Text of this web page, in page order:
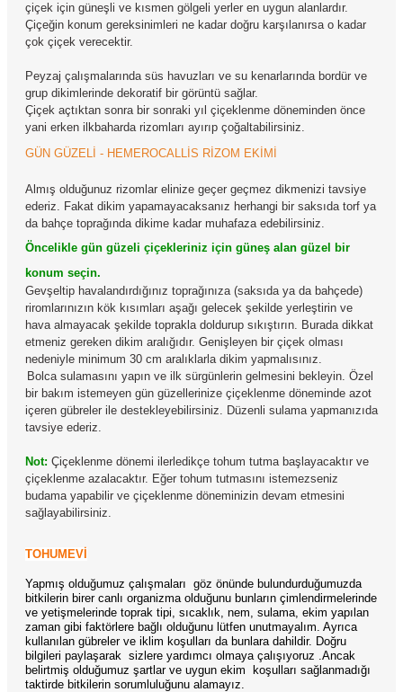
çiçek için güneşli ve kısmen gölgeli yerler en uygun alanlardır.
Çiçeğin konum gereksinimleri ne kadar doğru karşılanırsa o kadar
çok çiçek verecektir.
Peyzaj çalışmalarında süs havuzları ve su kenarlarında bordür ve
grup dikimlerinde dekoratif bir görüntü sağlar.
Çiçek açtıktan sonra bir sonraki yıl çiçeklenme döneminden önce
yani erken ilkbaharda rizomları ayırıp çoğaltabilirsiniz.
GÜN GÜZELİ - HEMEROCALLİS RİZOM EKİMİ
Almış olduğunuz rizomlar elinize geçer geçmez dikmenizi tavsiye
ederiz. Fakat dikim yapamayacaksanız herhangi bir saksıda torf ya
da bahçe toprağında dikime kadar muhafaza edebilirsiniz.
Öncelikle gün güzeli çiçekleriniz için güneş alan güzel bir
konum seçin.
Gevşeltip havalandırdığınız toprağınıza (saksıda ya da bahçede)
riromlarınızın kök kısımları aşağı gelecek şekilde yerleştirin ve
hava almayacak şekilde toprakla doldurup sıkıştırın. Burada dikkat
etmeniz gereken dikim aralığıdır. Genişleyen bir çiçek olması
nedeniyle minimum 30 cm aralıklarla dikim yapmalısınız.
Bolca sulamasını yapın ve ilk sürgünlerin gelmesini bekleyin. Özel
bir bakım istemeyen gün güzellerinize çiçeklenme döneminde azot
içeren gübreler ile destekleyebilirsiniz. Düzenli sulama yapmanızıda
tavsiye ederiz.
Not: Çiçeklenme dönemi ilerledikçe tohum tutma başlayacaktır ve
çiçeklenme azalacaktır. Eğer tohum tutmasını istemezseniz
budama yapabilir ve çiçeklenme döneminizin devam etmesini
sağlayabilirsiniz.
TOHUMEVİ
Yapmış olduğumuz çalışmaları göz önünde bulundurduğumuzda
bitkilerin birer canlı organizma olduğunu bunların çimlendirmelerinde
ve yetişmelerinde toprak tipi, sıcaklık, nem, sulama, ekim yapılan
zaman gibi faktörlere bağlı olduğunu lütfen unutmayalım. Ayrıca
kullanılan gübreler ve iklim koşulları da bunlara dahildir. Doğru
bilgileri paylaşarak sizlere yardımcı olmaya çalışıyoruz .Ancak
belirtmiş olduğumuz şartlar ve uygun ekim koşulları sağlanmadığı
taktirde bitkilerin sorumluluğunu alamayız.